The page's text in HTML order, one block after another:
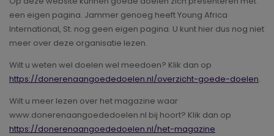
een eigen pagina. Jammer genoeg heeft Young Africa
International, St. nog geen eigen pagina. U kunt hier dus nog niet
meer over deze organisatie lezen.
Wilt u weten wel doelen wel meedoen? Klik dan op
https://donerenaangoededoelen.nl/overzicht-goede-doelen.
Wilt u meer lezen over het magazine waar
www.donerenaangoededoelen.nl bij hoort? Klik dan op
https://donerenaangoededoelen.nl/het-magazine